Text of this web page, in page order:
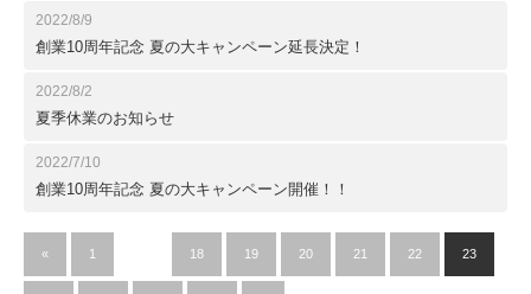
2022/8/9
創業10周年記念 夏の大キャンペーン延長決定！
2022/8/2
夏季休業のお知らせ
2022/7/10
創業10周年記念 夏の大キャンペーン開催！！
« 1 18 19 20 21 22 23